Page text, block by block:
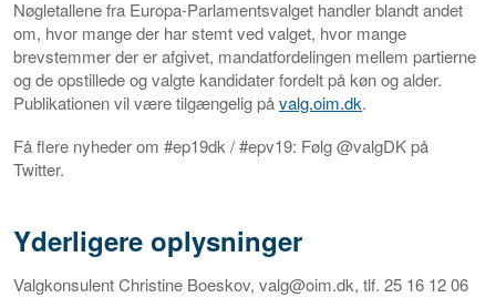
Nøgletallene fra Europa-Parlamentsvalget handler blandt andet
om, hvor mange der har stemt ved valget, hvor mange
brevstemmer der er afgivet, mandatfordelingen mellem partierne
og de opstillede og valgte kandidater fordelt på køn og alder.
Publikationen vil være tilgængelig påvalg.oim.dk.
Få flere nyheder om #ep19dk/#epv19: Følg @valgDK på
Twitter.
Yderligere oplysninger
Valgkonsulent Christine Boeskov, valg@oim.dk, tlf. 25 16 12 06